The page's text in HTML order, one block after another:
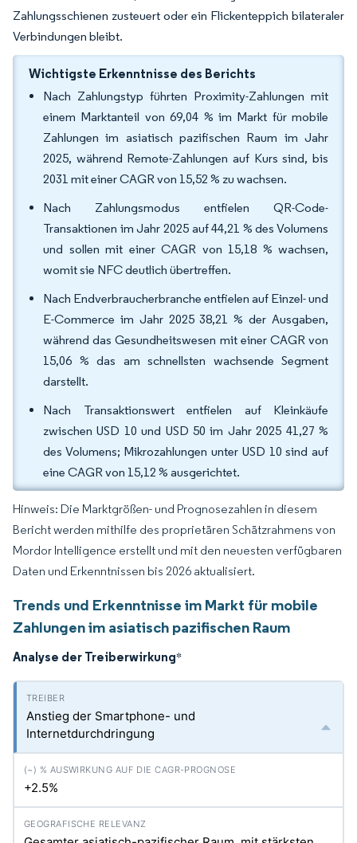
Zahlungsschienen zusteuert oder ein Flickenteppich bilateraler
Verbindungen bleibt.
Wichtigste Erkenntnisse des Berichts
Nach Zahlungstyp führten Proximity-Zahlungen mit
einem Marktanteil von 69,04 % im Markt für mobile
Zahlungen im asiatisch pazifischen Raum im Jahr
2025, während Remote-Zahlungen auf Kurs sind, bis
2031 mit einer CAGR von 15,52 % zu wachsen.
Nach Zahlungsmodus entfielen QR-Code-
Transaktionen im Jahr 2025 auf 44,21 % des Volumens
und sollen mit einer CAGR von 15,18 % wachsen,
womit sie NFC deutlich übertreffen.
Nach Endverbraucherbranche entfielen auf Einzel- und
E-Commerce im Jahr 2025 38,21 % der Ausgaben,
während das Gesundheitswesen mit einer CAGR von
15,06 % das am schnellsten wachsende Segment
darstellt.
Nach Transaktionswert entfielen auf Kleinkäufe
zwischen USD 10 und USD 50 im Jahr 2025 41,27 %
des Volumens; Mikrozahlungen unter USD 10 sind auf
eine CAGR von 15,12 % ausgerichtet.
Hinweis: Die Marktgrößen- und Prognosezahlen in diesem
Bericht werden mithilfe des proprietären Schätzrahmens von
Mordor Intelligence erstellt und mit den neuesten verfügbaren
Daten und Erkenntnissen bis 2026 aktualisiert.
Trends und Erkenntnisse im Markt für mobile
Zahlungen im asiatisch pazifischen Raum
Analyse der Treiberwirkung*
Anstieg der Smartphone- und
Internetdurchdringung
+2.5%